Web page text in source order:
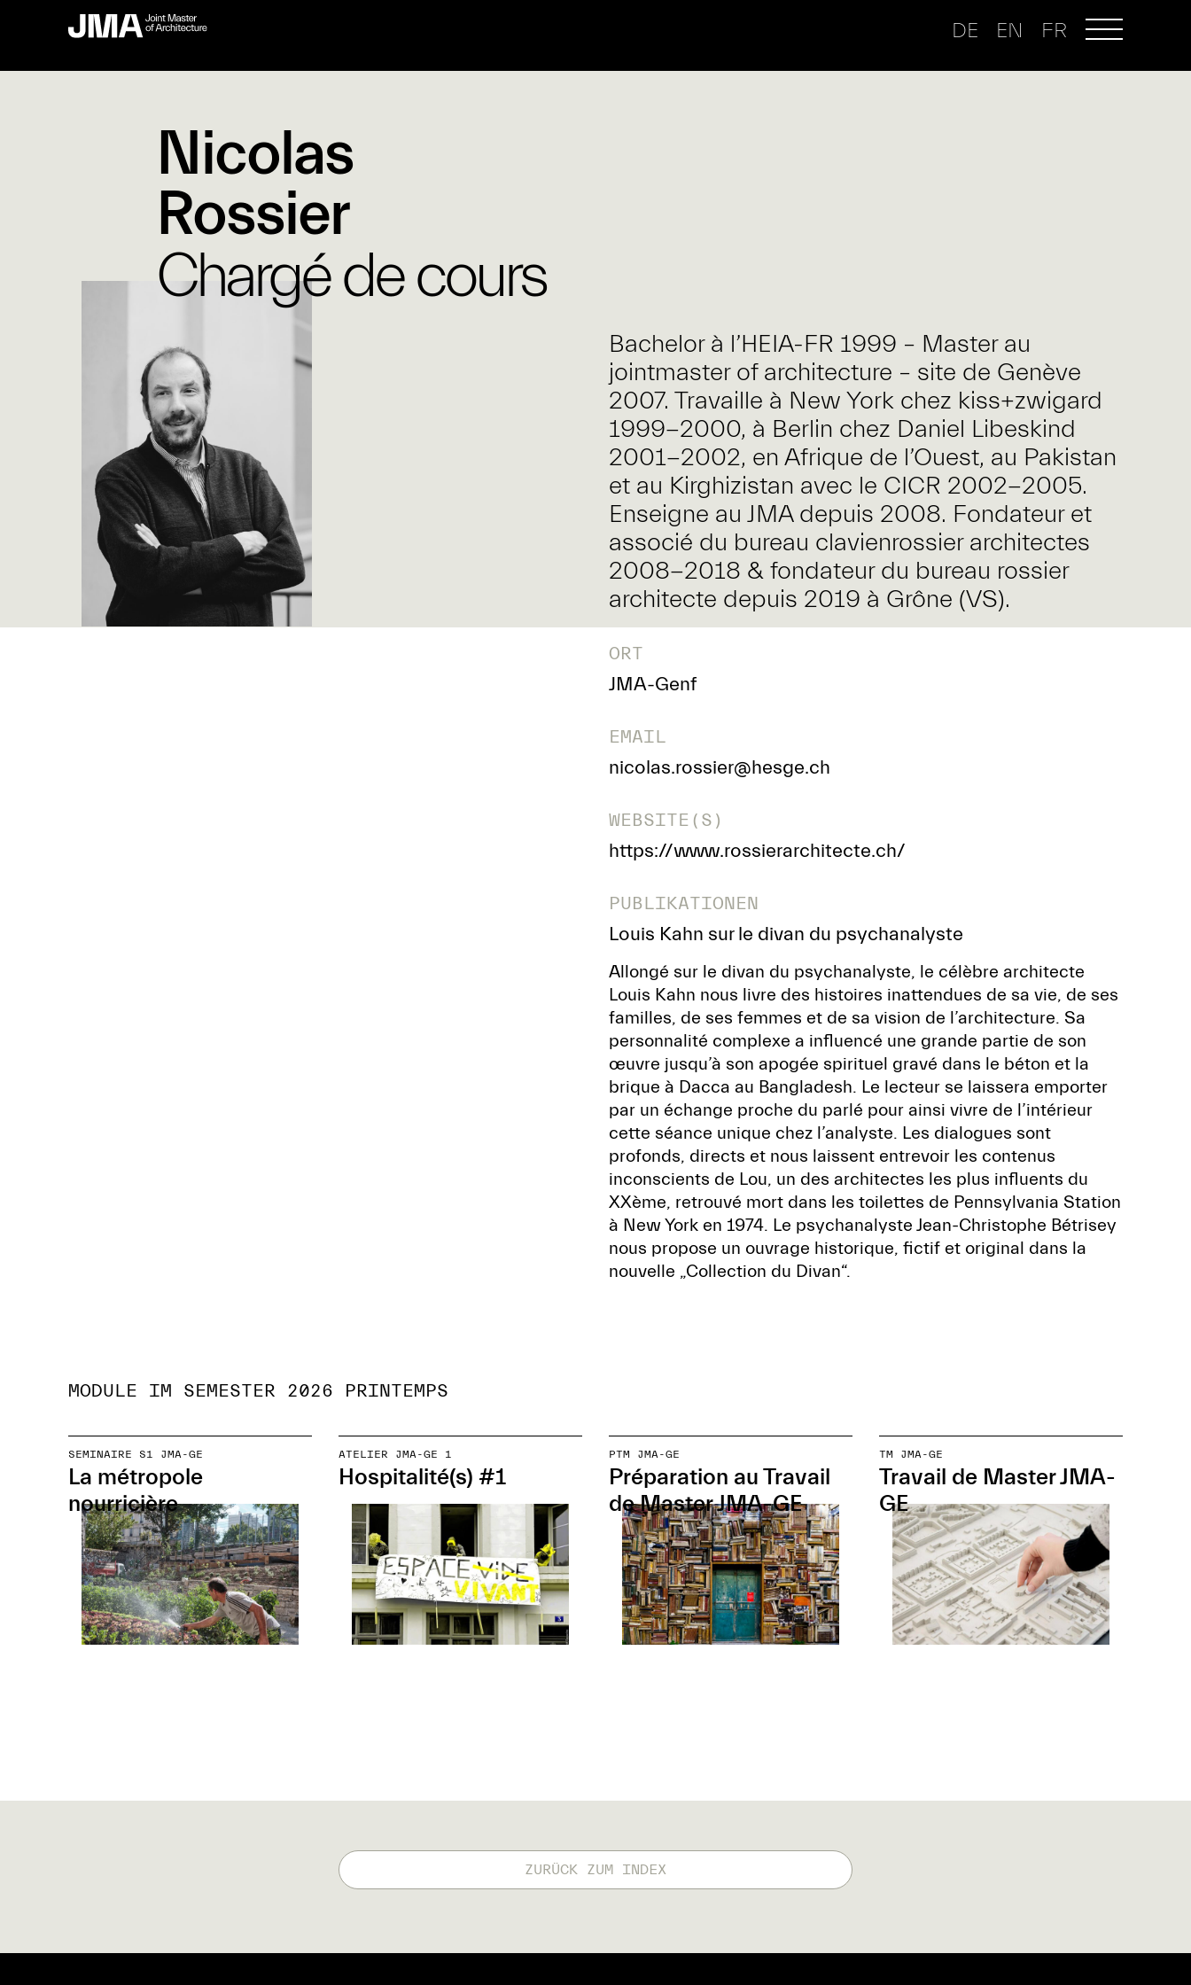
DE EN FR
Nicolas
Rossier
Chargé de cours
Bachelor à l’HEIA-FR 1999 – Master au
jointmaster of architecture – site de Genève
2007. Travaille à New York chez kiss+zwigard
1999-2000, à Berlin chez Daniel Libeskind
2001-2002, en Afrique de l’Ouest, au Pakistan
et au Kirghizistan avec le CICR 2002-2005.
Enseigne au JMA depuis 2008. Fondateur et
associé du bureau clavienrossier architectes
2008-2018 & fondateur du bureau rossier
architecte depuis 2019 à Grône (VS).
ORT
JMA-Genf
EMAIL
nicolas.rossier@hesge.ch
WEBSITE(S)
https://www.rossierarchitecte.ch/
PUBLIKATIONEN
Louis Kahn sur le divan du psychanalyste
Allongé sur le divan du psychanalyste, le célèbre architecte
Louis Kahn nous livre des histoires inattendues de sa vie, de ses
familles, de ses femmes et de sa vision de l’architecture. Sa
personnalité complexe a influencé une grande partie de son
œuvre jusqu’à son apogée spirituel gravé dans le béton et la
brique à Dacca au Bangladesh. Le lecteur se laissera emporter
par un échange proche du parlé pour ainsi vivre de l’intérieur
cette séance unique chez l’analyste. Les dialogues sont
profonds, directs et nous laissent entrevoir les contenus
inconscients de Lou, un des architectes les plus influents du
XXème, retrouvé mort dans les toilettes de Pennsylvania Station
à New York en 1974. Le psychanalyste Jean-Christophe Bétrisey
nous propose un ouvrage historique, fictif et original dans la
nouvelle „Collection du Divan“.
MODULE IM SEMESTER 2026 PRINTEMPS
SEMINAIRE S1 JMA-GE
La métropole
nourricière
ATELIER JMA-GE 1
Hospitalité(s) #1
PTM JMA-GE
Préparation au Travail
de Master JMA-GE
TM JMA-GE
Travail de Master JMA-
GE
ZURÜCK ZUM INDEX